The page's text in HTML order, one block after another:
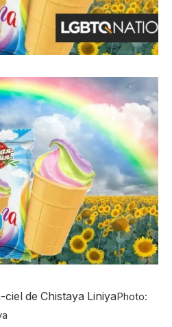
de Chistaya LiniyaPhoto: